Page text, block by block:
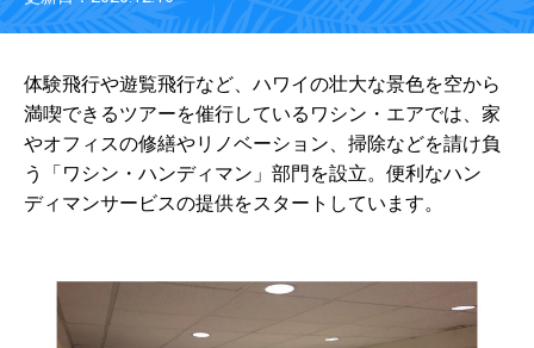
体験飛行や遊覧飛行など、ハワイの壮大な景色を空から
満喫できるツアーを催行しているワシン・エアでは、家
やオフィスの修繕やリノベーション、掃除などを請け負
う「ワシン・ハンディマン」部門を設立。便利なハン
ディマンサービスの提供をスタートしています。